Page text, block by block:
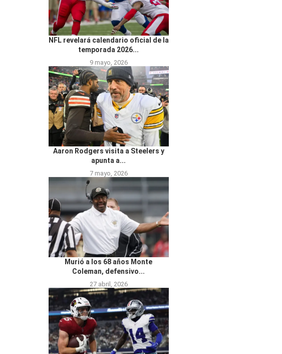
NFL revelará calendario oficial de la
temporada 2026...
9 mayo, 2026
Aaron Rodgers visita a Steelers y
apunta a...
7 mayo, 2026
Murió a los 68 años Monte
Coleman, defensivo...
27 abril, 2026